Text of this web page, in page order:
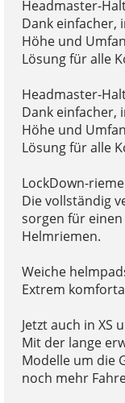
Headmaster-
Dank einfacher,
Höhe und
Lösung für alle
Headmaster-
Dank einfacher,
Höhe und
Lösung für alle
LockDown-
Die vollständig
sorgen für
Helmriemen.
Weiche
Extrem
Jetzt auch in XS
Mit der lange
Modelle um die
noch mehr